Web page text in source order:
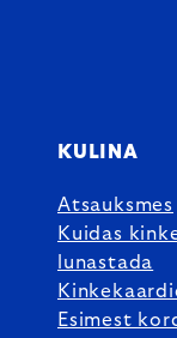
KULINA
Atsauksmes
Kuidas
lunastada
Esimest